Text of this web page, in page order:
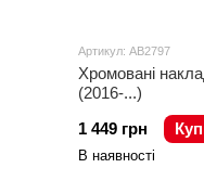
Артикул: AB2797
Хромовані
(2016-...)
1 449 грн
В наявності